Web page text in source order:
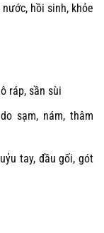
hồi sinh, khỏe
ráp, sần sùi
sạm, nám, thâm
tay, đầu gối, gót